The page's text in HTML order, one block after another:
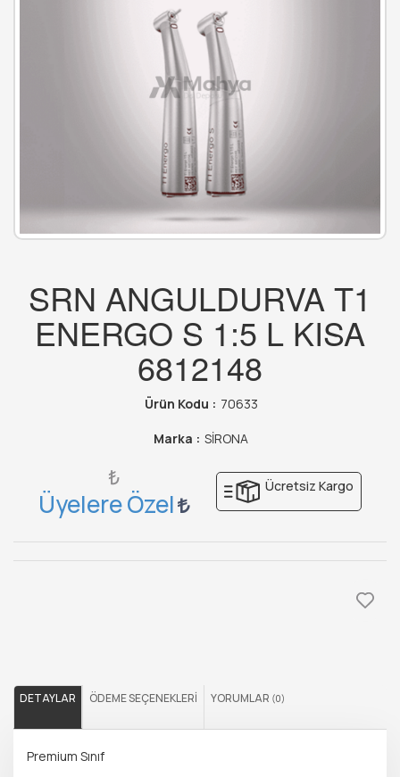
SRN ANGULDURVA T1
ENERGO S 1:5 L KISA
6812148
Ürün Kodu : 70633
Marka : SİRONA
₺
Üyelere Özel
Ücretsiz Kargo
DETAYLAR ÖDEME SEÇENEKLERI YORUMLAR (0)
Premium Sınıf